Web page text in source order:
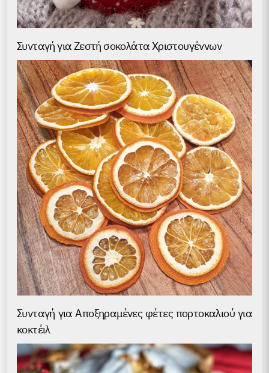
Συνταγή για Ζεστή σοκολάτα Χριστουγέννων
Συνταγή για Аποξηραμένες φέτες πορτοκαλιού για
κοκτέιλ